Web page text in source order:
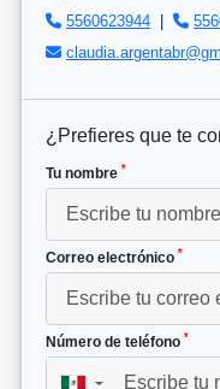
5560623944 |
¿Prefieres que te
Tu nombre *
Correo electrónico *
Número de teléfono *
▼